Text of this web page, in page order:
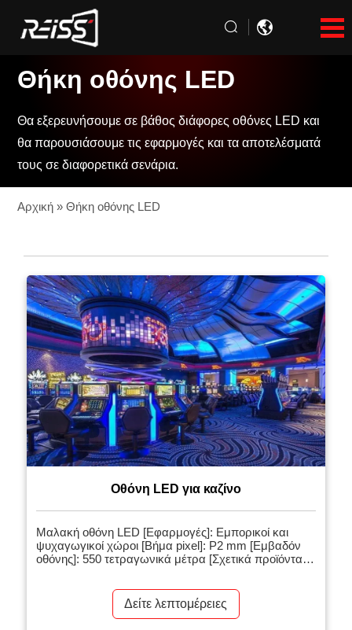
Θήκη οθόνης LED
Θα εξερευνήσουμε σε βάθος διάφορες οθόνες LED και
θα παρουσιάσουμε τις εφαρμογές και τα αποτελέσματά
τους σε διαφορετικά σενάρια.
Αρχική »Θήκη οθόνης LED
Οθόνη LED για καζίνο
Μαλακή οθόνη LED [Εφαρμογές]: Εμπορικοί και
ψυχαγωγικοί χώροι [Βήμα pixel]: P2 mm [Εμβαδόν
οθόνης]: 550 τετραγωνικά μέτρα [Σχετικά προϊόντα]:
εύκαμπτη πλακέτα PCB και εύκαμπτη μάσκα κάτω
κελύφους. Η μονάδα έχει καλή ευελιξία και ο βαθμός
Δείτε λεπτομέρειες